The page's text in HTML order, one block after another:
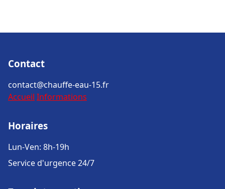
Contact
contact@chauffe-eau-15.fr
Accueil Informations
Horaires
Lun-Ven: 8h-19h
Service d'urgence 24/7